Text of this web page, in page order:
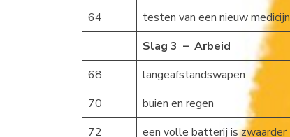
64
testen van een nieuw medicijn
Slag 3 – Arbeid
68
langeafstandswapen
70
buien en regen
72
een volle batterij is zwaarder